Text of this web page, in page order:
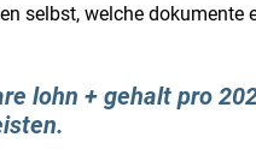
selbst, welche
lohn + gehalt pro